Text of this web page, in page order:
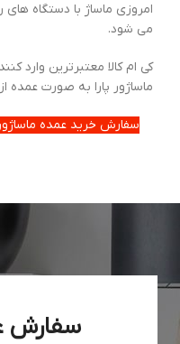
امروزی ماساژ با دستگاه های
می شود.
کی ام کالا معتبرترین وارد کننده
ماساژور پارا به صورت عمده از
سفارش خرید عمده ماساژور
سفارش